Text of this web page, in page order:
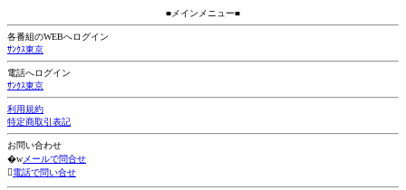
■メインメニュー■
各番組のWEBへログイン
ｻﾝｸｽ東京
電話へログイン
ｻﾝｸｽ東京
利用規約
特定商取引表記
お問い合わせ
�w メールで問合せ
電話で問い合せ